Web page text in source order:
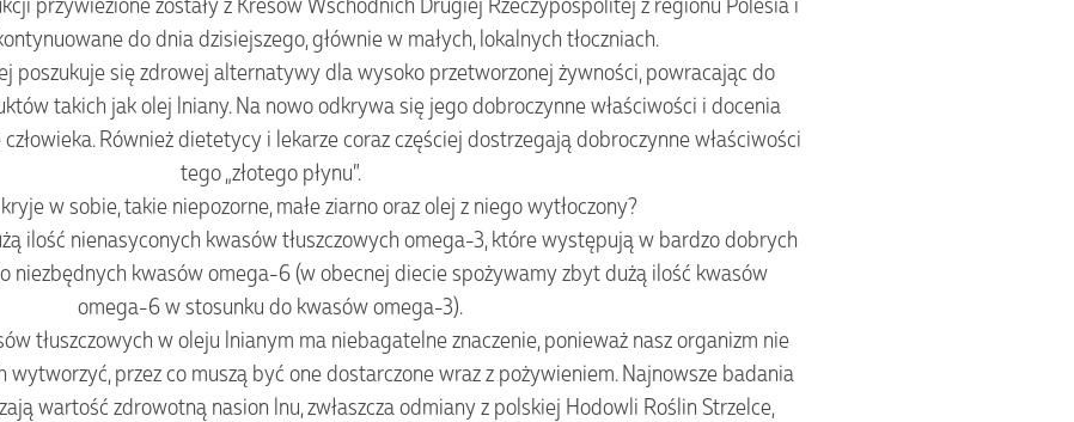
do dnia dzisiejszego, głównie w małych, lokalnych tłoczniach.
poszukuje się zdrowej alternatywy dla wysoko przetworzonej żywności, powracając do
takich jak olej lniany. Na nowo odkrywa się jego dobroczynne właściwości i docenia
Również dietetycy i lekarze coraz częściej dostrzegają dobroczynne właściwości
tego „złotego płynu”.
w sobie, takie niepozorne, małe ziarno oraz olej z niego wytłoczony?
ilość nienasyconych kwasów tłuszczowych omega-3, które występują w bardzo dobrych
niezbędnych kwasów omega-6 (w obecnej diecie spożywamy zbyt dużą ilość kwasów
omega-6 w stosunku do kwasów omega-3).
tłuszczowych w oleju lnianym ma niebagatelne znaczenie, ponieważ nasz organizm nie
przez co muszą być one dostarczone wraz z pożywieniem. Najnowsze badania
wartość zdrowotną nasion lnu, zwłaszcza odmiany z polskiej Hodowli Roślin Strzelce,